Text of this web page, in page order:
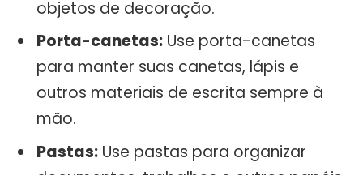
objetos de decoração.
Porta-canetas: Use porta-canetas
para manter suas canetas, lápis e
outros materiais de escrita sempre à
mão.
Pastas: Use pastas para organizar